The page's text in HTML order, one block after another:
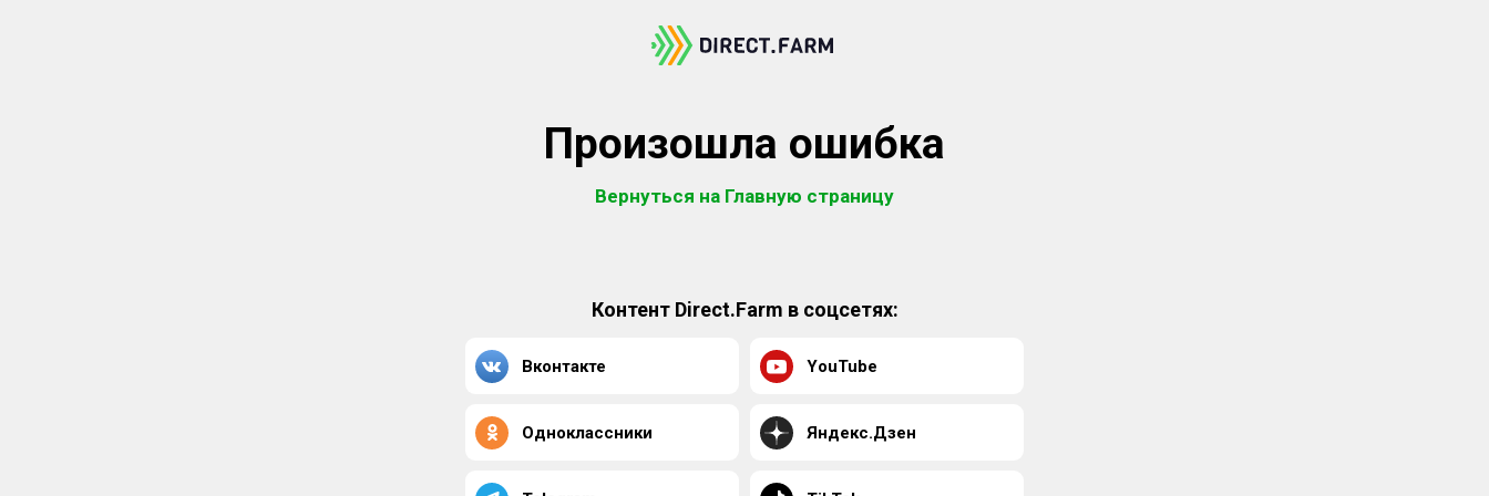
Произошла ошибка
Вернуться на Главную страницу
Контент Direct.Farm в соцсетях:
Вконтакте YouTube
Одноклассники Яндекс.Дзен